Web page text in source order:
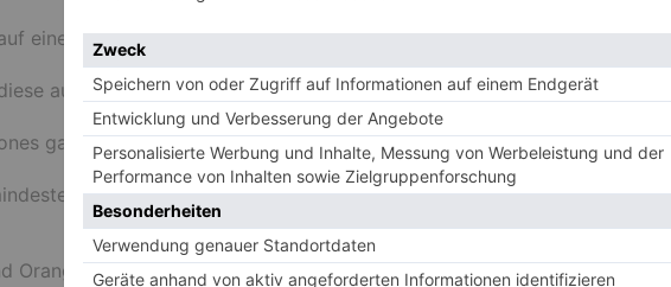
eine gut bemehlte Fläche und rolle in einen Kreis mit ca. 15cm
auf ein eingefettes oder mit Backpapier ausgelegtes Backblech.
ganz leicht braun sind.
10 Minuten abkühlen bevor du die Glasur drauf gibst.
Orangenschale zu einer geschmeidigen Glasur.